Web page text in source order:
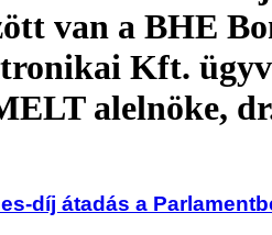
van a BHE
Kft.
alelnöke,
díj átadás a